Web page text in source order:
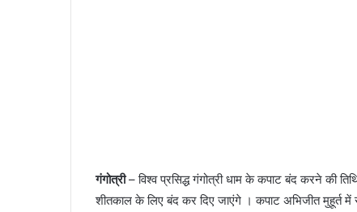
गंगोत्री– विश्व प्रसिद्ध गंगोत्री धाम के कपाट बंद करने की
शीतकाल के लिए बंद कर दिए जाएंगे । कपाट अभिजीत मुहूर्त